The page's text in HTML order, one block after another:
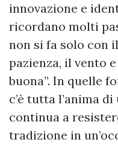
innovazione e
ricordano molti
non si fa solo con
pazienza, il vento
buona”. In quelle
c’è tutta l’anima
continua a
tradizione in